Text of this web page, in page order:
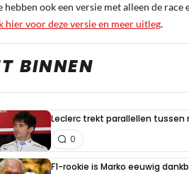
hebben ook een versie met alleen de race
hier voor deze versie en meer uitleg.
BINNEN
Leclerc trekt parallellen tussen
0
F1-rookie is Marko eeuwig